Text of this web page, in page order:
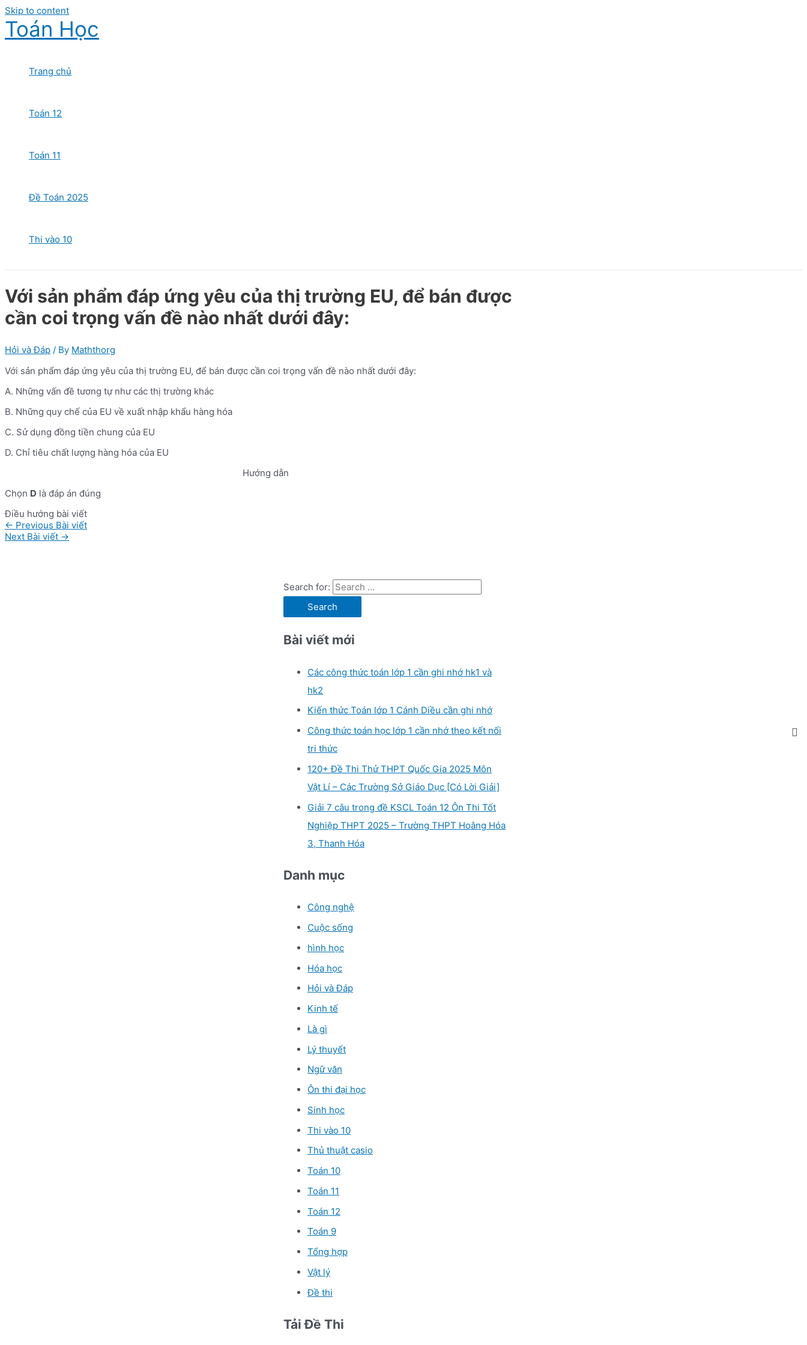
Skip to content
Toán Học
Trang chủ
Toán 12
Toán 11
Đề Toán 2025
Thi vào 10
Với sản phẩm đáp ứng yêu của thị trường EU, để bán được
cần coi trọng vấn đề nào nhất dưới đây:
Hỏi và Đáp / By Maththorg
Với sản phẩm đáp ứng yêu của thị trường EU, để bán được cần coi trọng vấn đề nào nhất dưới đây:
A. Những vấn đề tương tự như các thị trường khác
B. Những quy chế của EU về xuất nhập khẩu hàng hóa
C. Sử dụng đồng tiền chung của EU
D. Chỉ tiêu chất lượng hàng hóa của EU
Hướng dẫn
Chọn D là đáp án đúng
Điều hướng bài viết
← Previous Bài viết
Next Bài viết →
Search for:
Bài viết mới
Các công thức toán lớp 1 cần ghi nhớ hk1 và
hk2
Kiến thức Toán lớp 1 Cánh Diều cần ghi nhớ
Công thức toán học lớp 1 cần nhớ theo kết nối
tri thức
120+ Đề Thi Thử THPT Quốc Gia 2025 Môn
Vật Lí – Các Trường Sở Giáo Dục [Có Lời Giải]
Giải 7 câu trong đề KSCL Toán 12 Ôn Thi Tốt
Nghiệp THPT 2025 – Trường THPT Hoằng Hóa
3, Thanh Hóa
Danh mục
Công nghệ
Cuộc sống
hình học
Hóa học
Hỏi và Đáp
Kinh tế
Là gì
Lý thuyết
Ngữ văn
Ôn thi đại học
Sinh học
Thi vào 10
Thủ thuật casio
Toán 10
Toán 11
Toán 12
Toán 9
Tổng hợp
Vật lý
Đề thi
Tải Đề Thi